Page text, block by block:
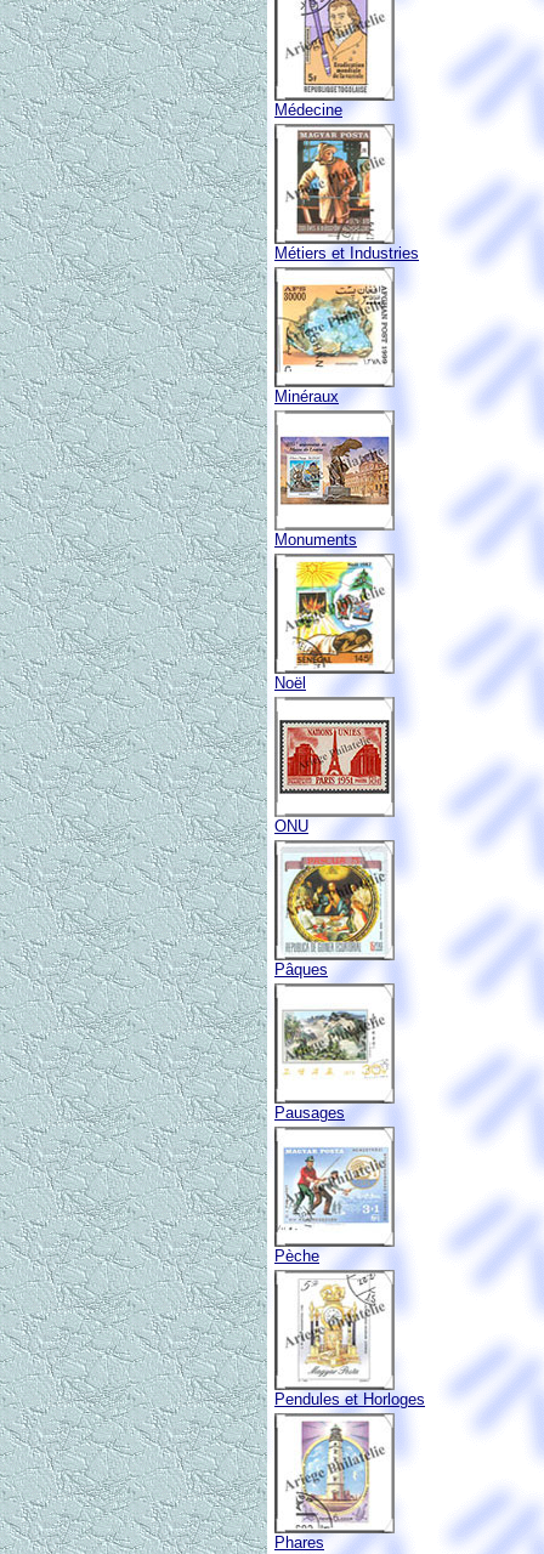
Médecine
Métiers et Industries
Minéraux
Monuments
Noël
ONU
Pâques
Pausages
Pèche
Pendules et Horloges
Phares